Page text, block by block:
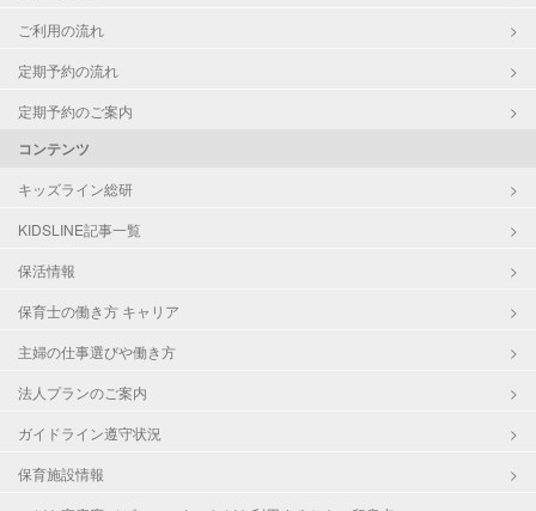
ご利用の流れ
定期予約の流れ
定期予約のご案内
コンテンツ
キッズライン総研
KIDSLINE記事一覧
保活情報
保育士の働き方 キャリア
主婦の仕事選びや働き方
法人プランのご案内
ガイドライン遵守状況
保育施設情報